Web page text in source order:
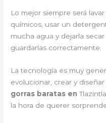
Lo mejor siempre será
químicos, usar un
mucha agua y dejarla
guardarlas correctamente.
La tecnología es muy
evolucionar, crear y
gorras baratas en
la hora de querer